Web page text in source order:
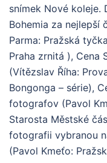
snímek Nové koleje.
Bohemia za
Parma: Pražská
Praha zrnitá ), Cena
(Vítězslav Říha:
Bongonga – série),
fotografov (Pavol
Starosta Městské
fotografii vybranou
(Pavol Kmeťo: